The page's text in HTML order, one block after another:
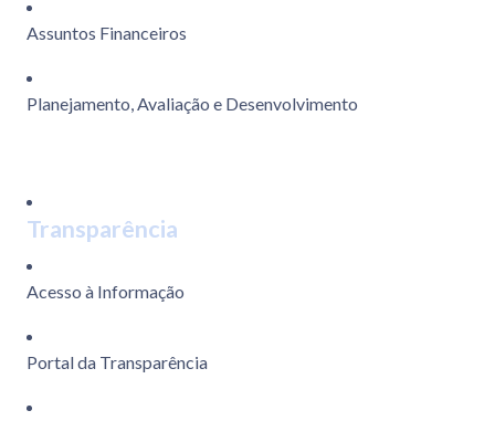
Assuntos Financeiros
Planejamento, Avaliação e Desenvolvimento
Transparência
Acesso à Informação
Portal da Transparência